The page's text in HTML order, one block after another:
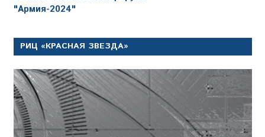
"Армия-2024"
РИЦ «КРАСНАЯ ЗВЕЗДА»